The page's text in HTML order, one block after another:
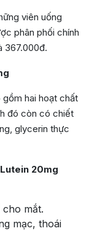
viên uống
phân phối chính
367.000đ.
gồm hai hoạt chất
đó còn có chiết
glycerin thực
20mg
mắt.
mạc, thoái